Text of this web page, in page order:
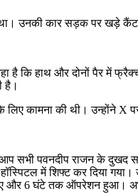
उनकी कार सड़क पर खड़े
रहा है कि हाथ और दोनों
है।
कामना की थी। उन्होंने
आप सभी पवनदीप राजन के
में शिफ्ट कर दिया
और 6 घंटे तक ऑपरेशन हुआ।